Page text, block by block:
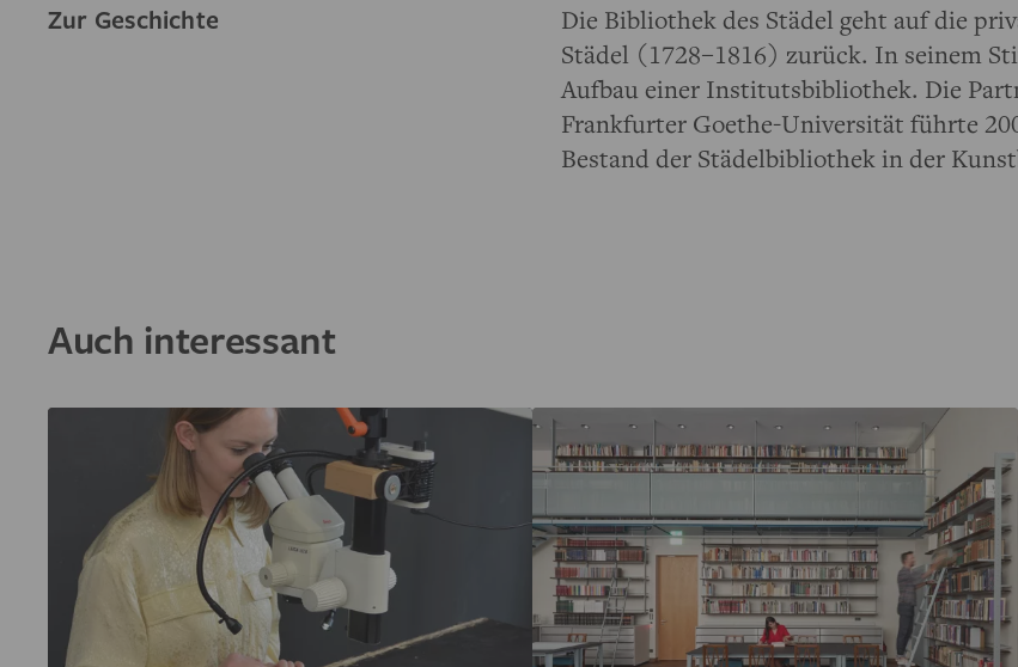
Zur Geschichte
Die Bibliothek des Städel geht auf die
Städel (1728–1816) zurück. In seinem
Aufbau einer Institutsbibliothek. Die
Frankfurter Goethe-Universität führte
Bestand der Städelbibliothek in der
Auch interessant